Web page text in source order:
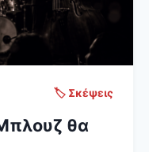
🏷️ Σκέψεις
θα